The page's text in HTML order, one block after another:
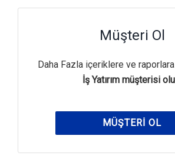
Müşteri Ol
Daha Fazla içeriklere ve
İş Yatırım müşterisi
MÜŞTERI OL